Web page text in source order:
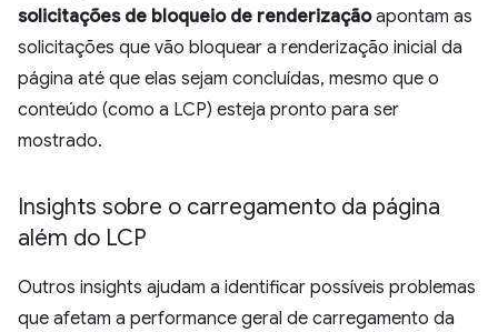
solicitações de bloqueio de renderizaçãoapontam as
solicitações que vão bloquear a renderização inicial da
página até que elas sejam concluídas, mesmo que o
conteúdo (como a LCP) esteja pronto para ser
mostrado.
Insights sobre o carregamento da página
além do LCP
Outros insights ajudam a identificar possíveis problemas
que afetam a performance geral de carregamento da